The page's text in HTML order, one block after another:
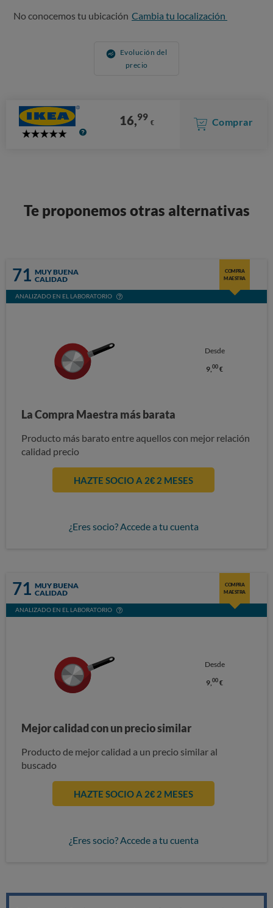
No conocemos tu ubicación Cambia tu localización
Evolución del
precio
5
16,99 € Comprar
Te proponemos otras alternativas
71 MUY BUENA
CALIDAD
COMPRA
MAESTRA
ANALIZADO EN EL LABORATORIO
Desde
9,00 €
La Compra Maestra más barata
Producto más barato entre aquellos con mejor relación
calidad precio
HAZTE SOCIO A 2€ 2 MESES
¿Eres socio? Accede a tu cuenta
71 MUY BUENA
CALIDAD
COMPRA
MAESTRA
ANALIZADO EN EL LABORATORIO
Desde
9,00 €
Mejor calidad con un precio similar
Producto de mejor calidad a un precio similar al
buscado
HAZTE SOCIO A 2€ 2 MESES
¿Eres socio? Accede a tu cuenta